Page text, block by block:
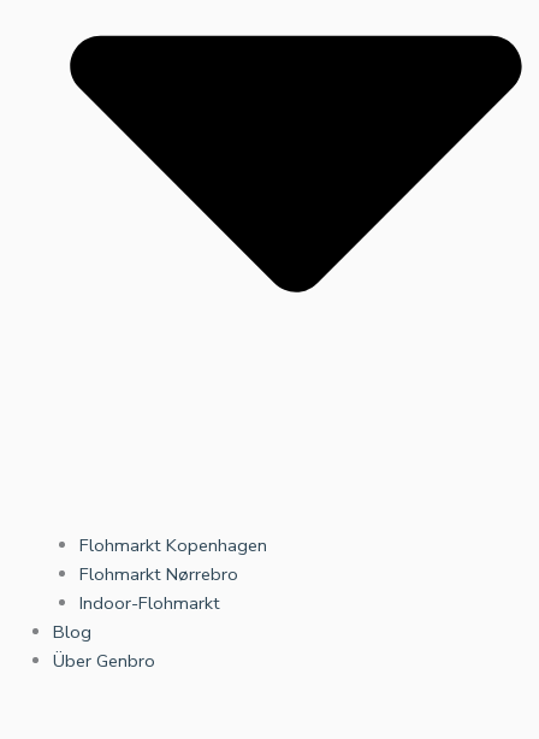
Flohmarkt Kopenhagen
Flohmarkt Nørrebro
Indoor-Flohmarkt
Blog
Über Genbro